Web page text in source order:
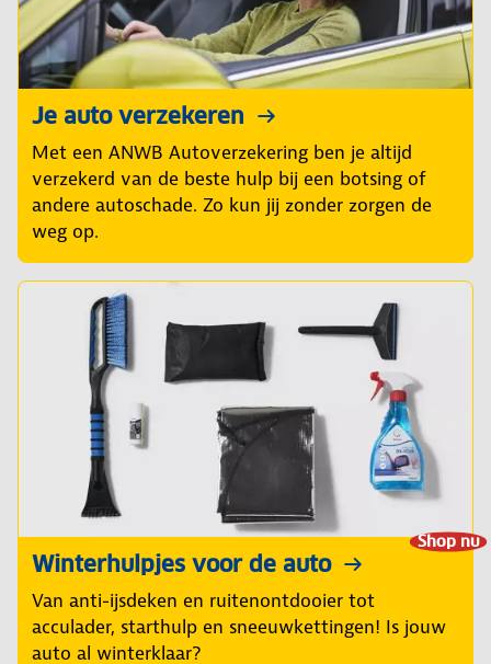
Je auto verzekeren
Met een ANWB Autoverzekering ben je altijd
verzekerd van de beste hulp bij een botsing of
andere autoschade. Zo kun jij zonder zorgen de
weg op.
Shop nu
Winterhulpjes voor de auto
Van anti-ijsdeken en ruitenontdooier tot
acculader, starthulp en sneeuwkettingen! Is jouw
auto al winterklaar?